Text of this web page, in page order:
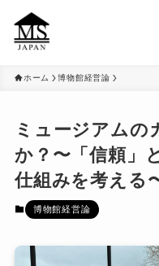
ホーム 博物館経営論
ミュージアムの
か？〜「信頼」
仕組みを考える
博物館経営論